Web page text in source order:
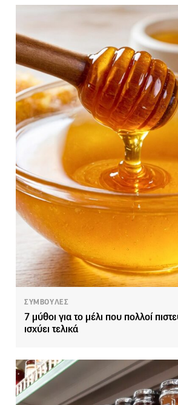
ΣΥΜΒΟΥΛΕΣ
7 μύθοι για το μέλι που πολλοί
ισχύει τελικά